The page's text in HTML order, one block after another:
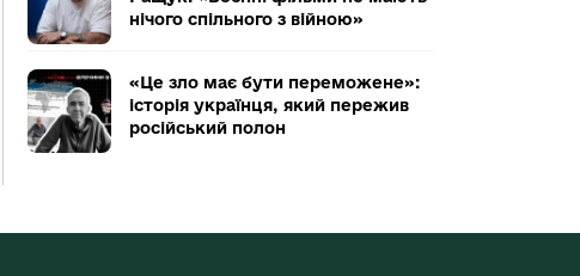
нічого спільного з війною»
«Це зло має бути переможене»:
історія українця, який пережив
російський полон